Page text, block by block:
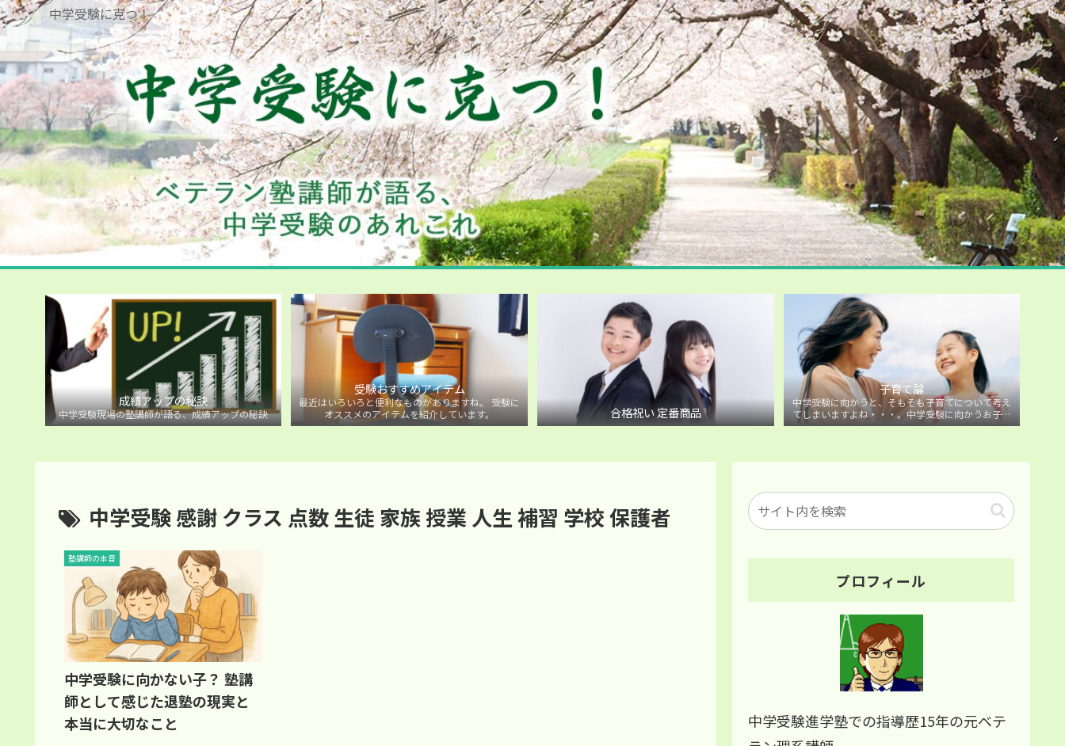
中学受験に克つ！
成績アップの秘訣
中学受験現場の塾講師が語る、成績アップの秘訣
受験おすすめアイテム
最近はいろいろと便利なものがありますね。 受験に
オススメのアイテムを紹介しています。
合格祝い 定番商品
子育て論
中学受験に向かうと、そもそも子育てについて考え
てしまいますよね・・・。中学受験に向かうお子様
を持つ保護者の方に向けた子育て論について。
中学受験 感謝 クラス 点数 生徒 家族 授業 人生 補習 学校 保護者
塾講師の本音
中学受験に向かない子？ 塾講
師として感じた退塾の現実と
本当に大切なこと
プロフィール
中学受験進学塾での指導歴15年の元ベテ